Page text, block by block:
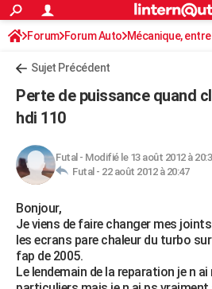
ACTUALITÉS
Politique
Société
Faits Divers
Education
Monde
Villes
+
Programme TV
TNTStreaming
Cinéma
Sorties cinéma
Musique
+FINANCE
Retraite
Impôts
Epargne
Immobilier
Risques naturels par ville
Banque
Assurance
Crédit
AUTO
Essais
Réserver un essai
Citadines
Berlines
SUV
Forum auto
+HIGH-TECH
Mobiles
Meilleur smartphone
Internet
Ordinateurs
Jeux vidéo
Guide high-tech
BRICOLAGE
Forum
Aménagement intérieur
Extérieur
Cuisine
Salle de bains
Jardinage
Rangement
WEEK-END
Guides de France
Escapades
Patrimoine
Expositions
Musées
Week-end nature
+LIFESTYLE
S'inscrire
Connexion
Forum Forum Auto Mécanique,
Sujet Précédent
Perte de puissance quand
hdi 110
Futal - Modifié le 13 août 2012 à
Futal - 22 août 2012 à 20:47
Bonjour,
Je viens de faire changer mes
les ecrans pare chaleur du turbo
fap de 2005.
Le lendemain de la reparation je n ai